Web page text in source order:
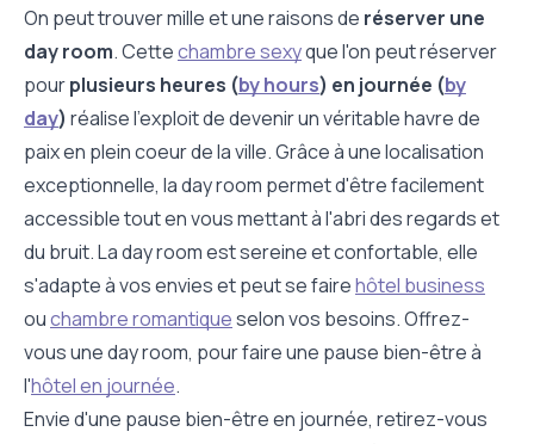
On peut trouver mille et une raisons de réserver une
day room. Cettechambre sexyque l'on peut réserver
pourplusieurs heures (by hours) en journée (by
day) réalise l'exploit de devenir un véritable havre de
paix en plein coeur de la ville. Grâce à une localisation
exceptionnelle, la day room permet d'être facilement
accessible tout en vous mettant à l'abri des regards et
du bruit. La day room est sereine et confortable, elle
s'adapte à vos envies et peut se fairehôtel business
ouchambre romantiqueselon vos besoins. Offrez-
vous une day room, pour faire une pause bien-être à
l'hôtel en journée.
Envie d'une pause bien-être en journée, retirez-vous